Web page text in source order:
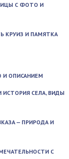
С ФОТО И
КРУИЗ И ПАМЯТКА
ОПИСАНИЕМ
СЕЛА, ВИДЫ
— ПРИРОДА И
С